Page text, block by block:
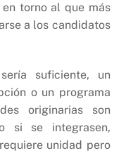
torno al que más
a los candidatos
suficiente, un
o un programa
originarias son
si se integrasen,
unidad pero